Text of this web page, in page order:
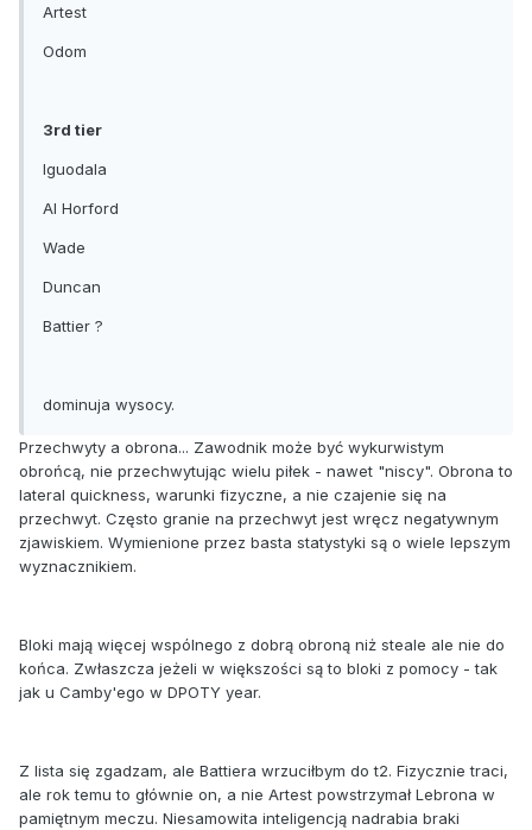
Artest
Odom
3rd tier
Iguodala
Al Horford
Wade
Duncan
Battier ?
dominuja wysocy.
Przechwyty a obrona... Zawodnik może być wykurwistym
obrońcą, nie przechwytując wielu piłek - nawet "niscy". Obrona to
lateral quickness, warunki fizyczne, a nie czajenie się na
przechwyt. Często granie na przechwyt jest wręcz negatywnym
zjawiskiem. Wymienione przez basta statystyki są o wiele lepszym
wyznacznikiem.
Bloki mają więcej wspólnego z dobrą obroną niż steale ale nie do
końca. Zwłaszcza jeżeli w większości są to bloki z pomocy - tak
jak u Camby'ego w DPOTY year.
Z lista się zgadzam, ale Battiera wrzuciłbym do t2. Fizycznie traci,
ale rok temu to głównie on, a nie Artest powstrzymał Lebrona w
pamiętnym meczu. Niesamowita inteligencją nadrabia braki